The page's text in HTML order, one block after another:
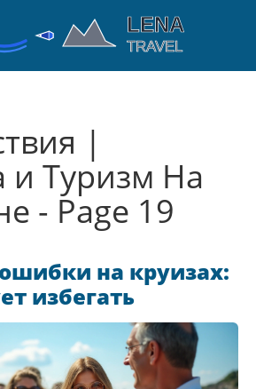
|
и Туризм На
- Page 19
на круизах:
избегать